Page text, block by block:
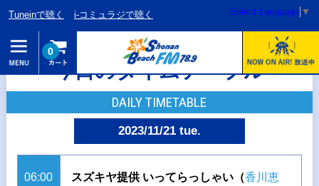
Tuneinで聴く i-コミュラジで聴く Select Language ▼
0
今日のタイムテーブル
DAILY TIMETABLE
2023/11/21 tue.
06:00 スズキヤ提供 いってらっしゃい（香川恵